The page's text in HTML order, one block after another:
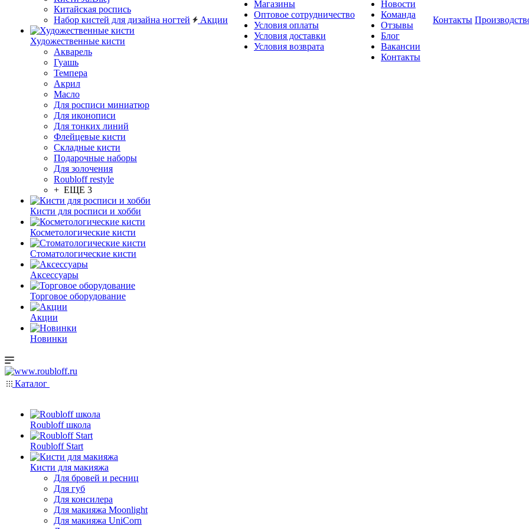
Китайская роспись
Набор кистей для дизайна ногтей
Художественные кисти
Акварель
Гуашь
Темпера
Акрил
Масло
Для росписи миниатюр
Для иконописи
Для тонких линий
Флейцевые кисти
Складные кисти
Подарочные наборы
Для золочения
Roubloff restyle
+ ЕЩЕ 3
Кисти для росписи и хобби
Косметологические кисти
Стоматологические кисти
Аксессуары
Торговое оборудование
Акции
Новинки
Акции
Магазины
Оптовое сотрудничество
Условия оплаты
Условия доставки
Условия возврата
Новости
Команда
Отзывы
Блог
Вакансии
Контакты
Контакты
Каталог
Roubloff школа
Roubloff Start
Кисти для макияжа
Для бровей и ресниц
Для губ
Для консилера
Для макияжа Moonlight
Для макияжа UniCorn